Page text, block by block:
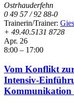
Ostrhauderfehn
0 49 57 / 92 88-0
Trainerin/Trainer:
+ 49.40.5131 8728
Apr. 26
8:00 – 17:00
Vom Konflikt
Intensiv-
Kommunikation